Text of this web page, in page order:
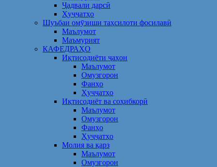
Ҷадвали дарсӣ
Ҳуҷҷатҳо
Шуъбаи омӯзиши таҳсилоти фосилавӣ
Маълумот
Маъмурият
КАФЕДРАҲО
Иқтисодиёти ҷаҳон
Маълумот
Омузгорон
Фанҳо
Ҳуҷҷатҳо
Иқтисодиёт ва соҳибкорӣ
Маълумот
Омузгорон
Фанҳо
Ҳуҷҷатҳо
Молия ва қарз
Маълумот
Омузгорон